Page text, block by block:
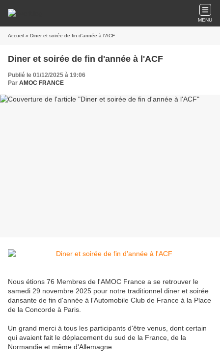
MENU
Accueil » Diner et soirée de fin d'année à l'ACF
Diner et soirée de fin d'année à l'ACF
Publié le 01/12/2025 à 19:06
Par AMOC FRANCE
Nous étions 76 Membres de l'AMOC France a se retrouver le
samedi 29 novembre 2025 pour notre traditionnel diner et soirée
dansante de fin d'année à l'Automobile Club de France à la Place
de la Concorde à Paris.
Un grand merci à tous les participants d'être venus, dont certain
qui avaient fait le déplacement du sud de la France, de la
Normandie et même d'Allemagne.